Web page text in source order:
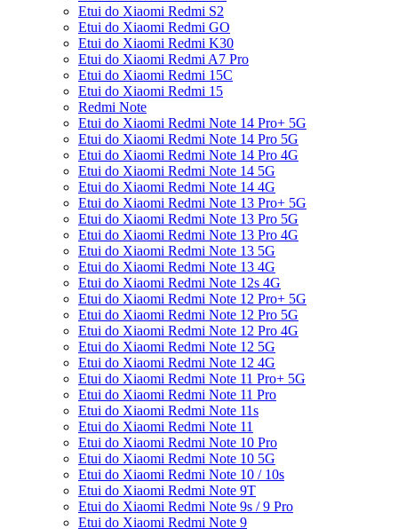
Etui do Xiaomi Redmi S2
Etui do Xiaomi Redmi GO
Etui do Xiaomi Redmi K30
Etui do Xiaomi Redmi A7 Pro
Etui do Xiaomi Redmi 15C
Etui do Xiaomi Redmi 15
Redmi Note
Etui do Xiaomi Redmi Note 14 Pro+ 5G
Etui do Xiaomi Redmi Note 14 Pro 5G
Etui do Xiaomi Redmi Note 14 Pro 4G
Etui do Xiaomi Redmi Note 14 5G
Etui do Xiaomi Redmi Note 14 4G
Etui do Xiaomi Redmi Note 13 Pro+ 5G
Etui do Xiaomi Redmi Note 13 Pro 5G
Etui do Xiaomi Redmi Note 13 Pro 4G
Etui do Xiaomi Redmi Note 13 5G
Etui do Xiaomi Redmi Note 13 4G
Etui do Xiaomi Redmi Note 12s 4G
Etui do Xiaomi Redmi Note 12 Pro+ 5G
Etui do Xiaomi Redmi Note 12 Pro 5G
Etui do Xiaomi Redmi Note 12 Pro 4G
Etui do Xiaomi Redmi Note 12 5G
Etui do Xiaomi Redmi Note 12 4G
Etui do Xiaomi Redmi Note 11 Pro+ 5G
Etui do Xiaomi Redmi Note 11 Pro
Etui do Xiaomi Redmi Note 11s
Etui do Xiaomi Redmi Note 11
Etui do Xiaomi Redmi Note 10 Pro
Etui do Xiaomi Redmi Note 10 5G
Etui do Xiaomi Redmi Note 10 / 10s
Etui do Xiaomi Redmi Note 9T
Etui do Xiaomi Redmi Note 9s / 9 Pro
Etui do Xiaomi Redmi Note 9